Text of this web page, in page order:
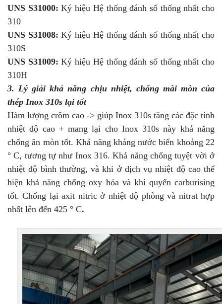
UNS S31000: Ký hiệu Hệ thống đánh số thống nhất cho
310
UNS S31008: Ký hiệu Hệ thống đánh số thống nhất cho
310S
UNS S31009: Ký hiệu Hệ thống đánh số thống nhất cho
310H
3. Lý giải khả năng chịu nhiệt, chống mài mòn của
thép Inox 310s lại tốt
Hàm lượng crôm cao -> giúp Inox 310s tăng các đặc tính
nhiệt độ cao + mang lại cho Inox 310s này khả năng
chống ăn mòn tốt. Khả năng kháng nước biển khoảng 22
° C, tương tự như Inox 316. Khả năng chống tuyệt vời ở
nhiệt độ bình thường, và khi ở dịch vụ nhiệt độ cao thể
hiện khả năng chống oxy hóa và khí quyển carburising
tốt. Chống lại axit nitric ở nhiệt độ phòng và nitrat hợp
nhất lên đến 425 ° C.